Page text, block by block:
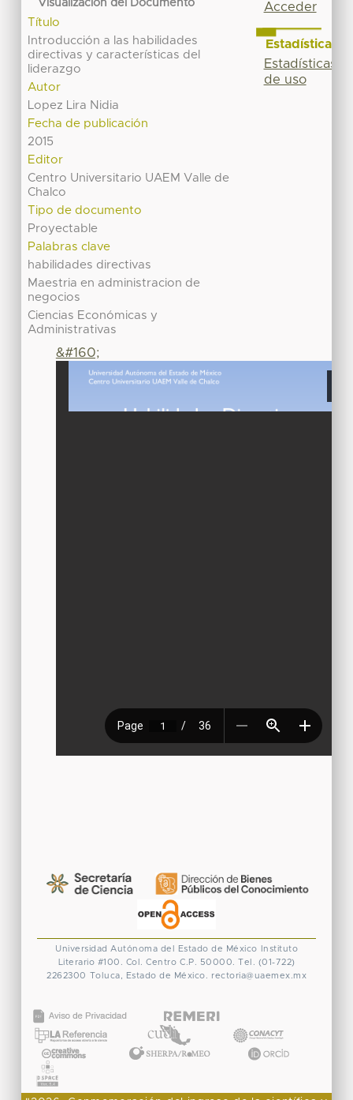
Visualización del Documento
Título
Introducción a las habilidades
directivas y características del
liderazgo
Autor
Lopez Lira Nidia
Fecha de publicación
2015
Editor
Centro Universitario UAEM Valle de
Chalco
Tipo de documento
Proyectable
Palabras clave
habilidades directivas
Maestria en administracion de
negocios
Ciencias Económicas y
Administrativas
&#160;
Acceder
Estadísticas
Estadísticas
de uso
Universidad Autónoma del Estado de México
Instituto
Literario #100. Col. Centro C.P. 50000. Tel. (01-722)
2262300 Toluca, Estado de México. rectoria@uaemex.mx